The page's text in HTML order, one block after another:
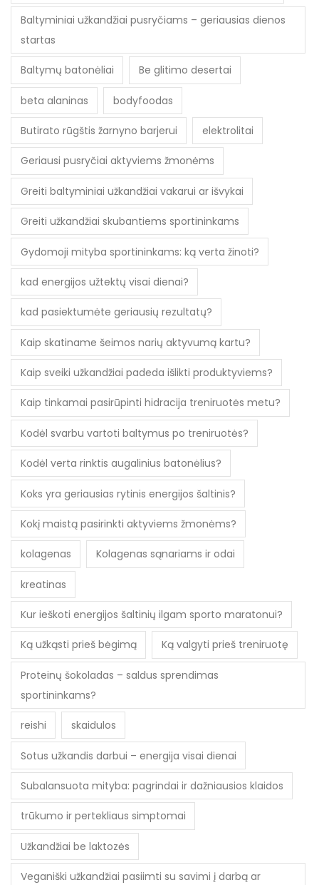
Baltyminiai užkandžiai pusryčiams – geriausias dienos
startas
Baltymų batonėliai Be glitimo desertai
beta alaninas bodyfoodas
Butirato rūgštis žarnyno barjerui elektrolitai
Geriausi pusryčiai aktyviems žmonėms
Greiti baltyminiai užkandžiai vakarui ar išvykai
Greiti užkandžiai skubantiems sportininkams
Gydomoji mityba sportininkams: ką verta žinoti?
kad energijos užtektų visai dienai?
kad pasiektumėte geriausių rezultatų?
Kaip skatiname šeimos narių aktyvumą kartu?
Kaip sveiki užkandžiai padeda išlikti produktyviems?
Kaip tinkamai pasirūpinti hidracija treniruotės metu?
Kodėl svarbu vartoti baltymus po treniruotės?
Kodėl verta rinktis augalinius batonėlius?
Koks yra geriausias rytinis energijos šaltinis?
Kokį maistą pasirinkti aktyviems žmonėms?
kolagenas Kolagenas sąnariams ir odai
kreatinas
Kur ieškoti energijos šaltinių ilgam sporto maratonui?
Ką užkąsti prieš bėgimą Ką valgyti prieš treniruotę
Proteinų šokoladas – saldus sprendimas
sportininkams?
reishi skaidulos
Sotus užkandis darbui – energija visai dienai
Subalansuota mityba: pagrindai ir dažniausios klaidos
trūkumo ir pertekliaus simptomai
Užkandžiai be laktozės
Veganiški užkandžiai pasiimti su savimi į darbą ar